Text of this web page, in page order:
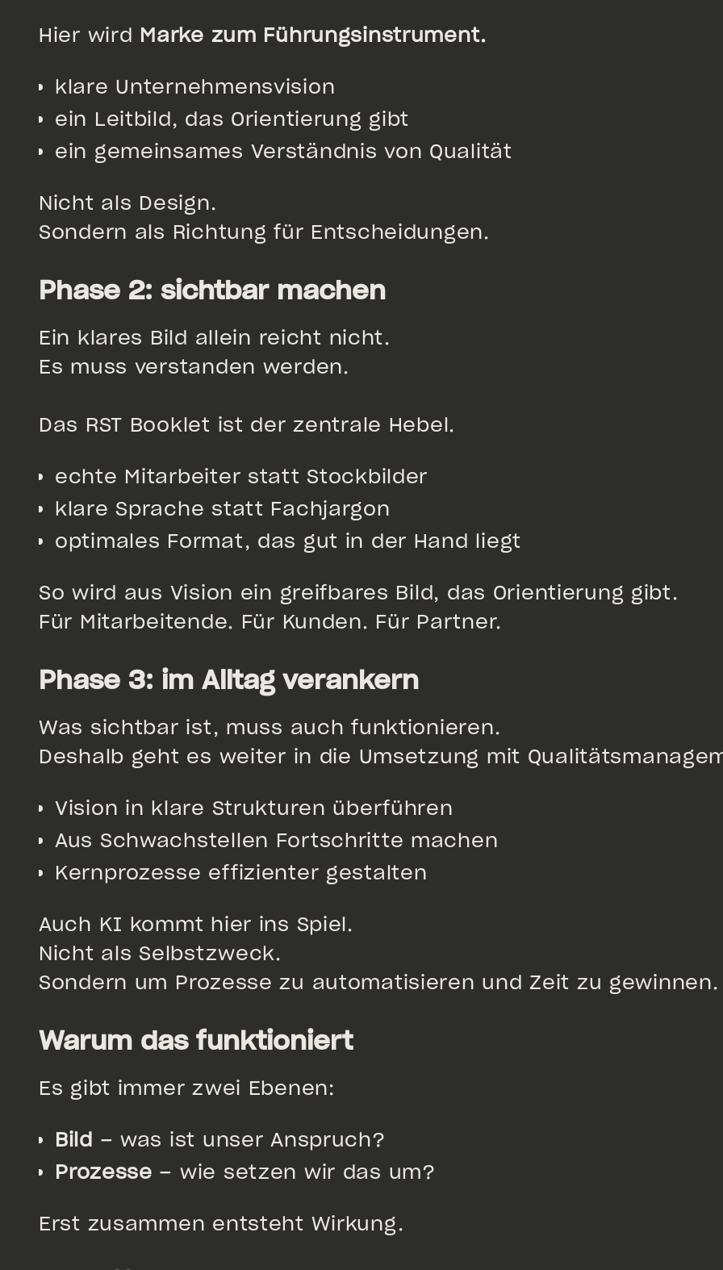
Hier wird Marke zum Führungsinstrument.
klare Unternehmensvision
ein Leitbild, das Orientierung gibt
ein gemeinsames Verständnis von Qualität
Nicht als Design.
Sondern als Richtung für Entscheidungen.
Phase 2: sichtbar machen
Ein klares Bild allein reicht nicht.
Es muss verstanden werden.
Das RST Booklet ist der zentrale Hebel.
echte Mitarbeiter statt Stockbilder
klare Sprache statt Fachjargon
optimales Format, das gut in der Hand liegt
So wird aus Vision ein greifbares Bild, das Orientierung gibt.
Für Mitarbeitende. Für Kunden. Für Partner.
Phase 3: im Alltag verankern
Was sichtbar ist, muss auch funktionieren.
Deshalb geht es weiter in die Umsetzung mit
Vision in klare Strukturen überführen
Aus Schwachstellen Fortschritte machen
Kernprozesse effizienter gestalten
Auch KI kommt hier ins Spiel.
Nicht als Selbstzweck.
Sondern um Prozesse zu automatisieren und Zeit zu gewinnen.
Warum das funktioniert
Es gibt immer zwei Ebenen:
Bild – was ist unser Anspruch?
Prozesse – wie setzen wir das um?
Erst zusammen entsteht Wirkung.